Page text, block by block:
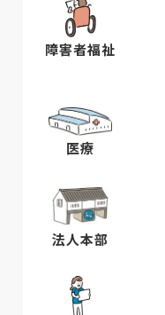
障害者福祉
医療
法人本部